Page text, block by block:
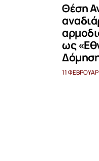
Θέση
ως
11